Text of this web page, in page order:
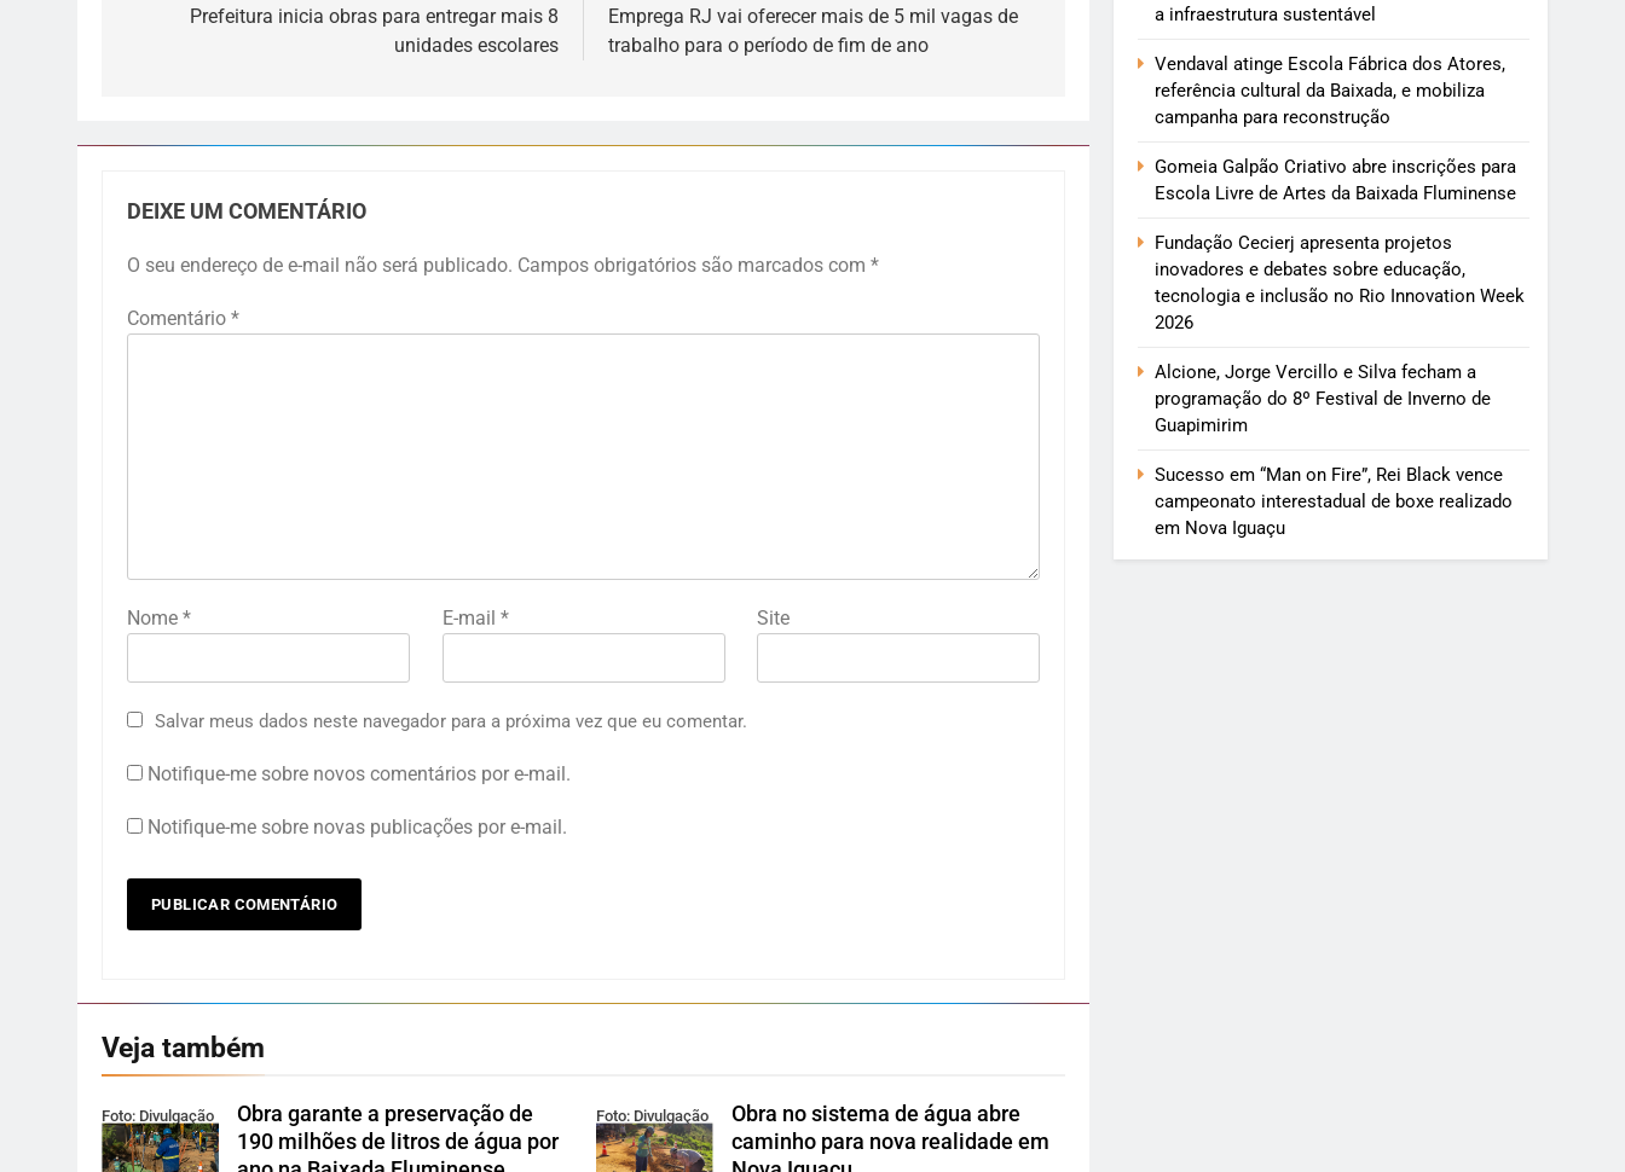
Prefeitura inicia obras para entregar mais 8
unidades escolares
Emprega RJ vai oferecer mais de 5 mil vagas de
trabalho para o período de fim de ano
DEIXE UM COMENTÁRIO
O seu endereço de e-mail não será publicado. Campos obrigatórios são marcados com *
Comentário *
Nome * E-mail * Site
Salvar meus dados neste navegador para a próxima vez que eu comentar.
Notifique-me sobre novos comentários por e-mail.
Notifique-me sobre novas publicações por e-mail.
Veja também
Foto: Divulgação
Obra garante a preservação de
190 milhões de litros de água por
Foto: Divulgação
Obra no sistema de água abre
caminho para nova realidade em
a infraestrutura sustentável
Vendaval atinge Escola Fábrica dos Atores,
referência cultural da Baixada, e mobiliza
campanha para reconstrução
Gomeia Galpão Criativo abre inscrições para
Escola Livre de Artes da Baixada Fluminense
Fundação Cecierj apresenta projetos
inovadores e debates sobre educação,
tecnologia e inclusão no Rio Innovation Week
2026
Alcione, Jorge Vercillo e Silva fecham a
programação do 8º Festival de Inverno de
Guapimirim
Sucesso em “Man on Fire”, Rei Black vence
campeonato interestadual de boxe realizado
em Nova Iguaçu